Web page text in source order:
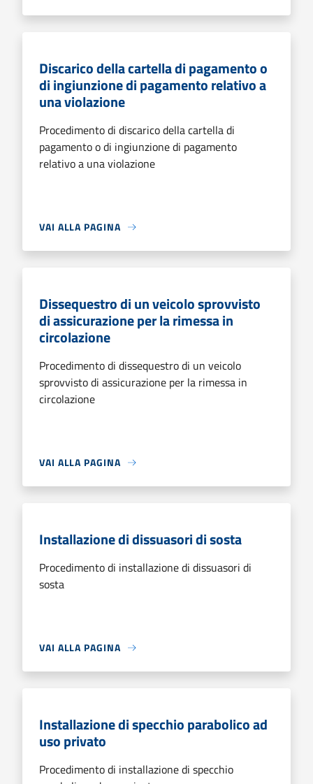
Discarico della cartella di pagamento o
di ingiunzione di pagamento relativo a
una violazione
Procedimento di discarico della cartella di
pagamento o di ingiunzione di pagamento
relativo a una violazione
VAI ALLA PAGINA
Dissequestro di un veicolo sprovvisto
di assicurazione per la rimessa in
circolazione
Procedimento di dissequestro di un veicolo
sprovvisto di assicurazione per la rimessa in
circolazione
VAI ALLA PAGINA
Installazione di dissuasori di sosta
Procedimento di installazione di dissuasori di
sosta
VAI ALLA PAGINA
Installazione di specchio parabolico ad
uso privato
Procedimento di installazione di specchio